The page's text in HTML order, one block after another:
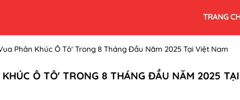
TRANG
Phân Khúc Ô Tô' Trong 8 Tháng Đầu Năm 2025 Tại Việt Nam
Ô TÔ' TRONG 8 THÁNG ĐẦU NĂM 2025 TẠI